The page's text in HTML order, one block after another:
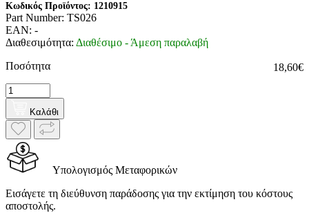
Κωδικός Προϊόντος: 1210915
Part Number: TS026
EAN: -
Διαθεσιμότητα: Διαθέσιμο - Άμεση παραλαβή
18,60€
Ποσότητα
Καλάθι
Υπολογισμός Μεταφορικών
Εισάγετε τη διεύθυνση παράδοσης για την εκτίμηση του κόστους
αποστολής.